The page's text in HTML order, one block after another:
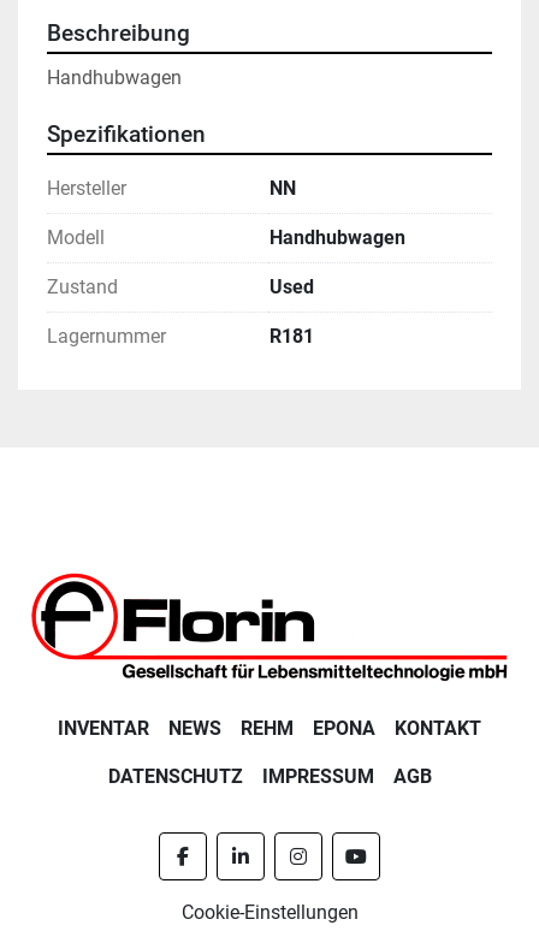
Beschreibung
Handhubwagen
Spezifikationen
Hersteller NN
Modell Handhubwagen
Zustand Used
Lagernummer R181
INVENTAR NEWS REHM EPONA KONTAKT
DATENSCHUTZ IMPRESSUM AGB
facebooklinkedininstagramyoutube
Cookie-Einstellungen